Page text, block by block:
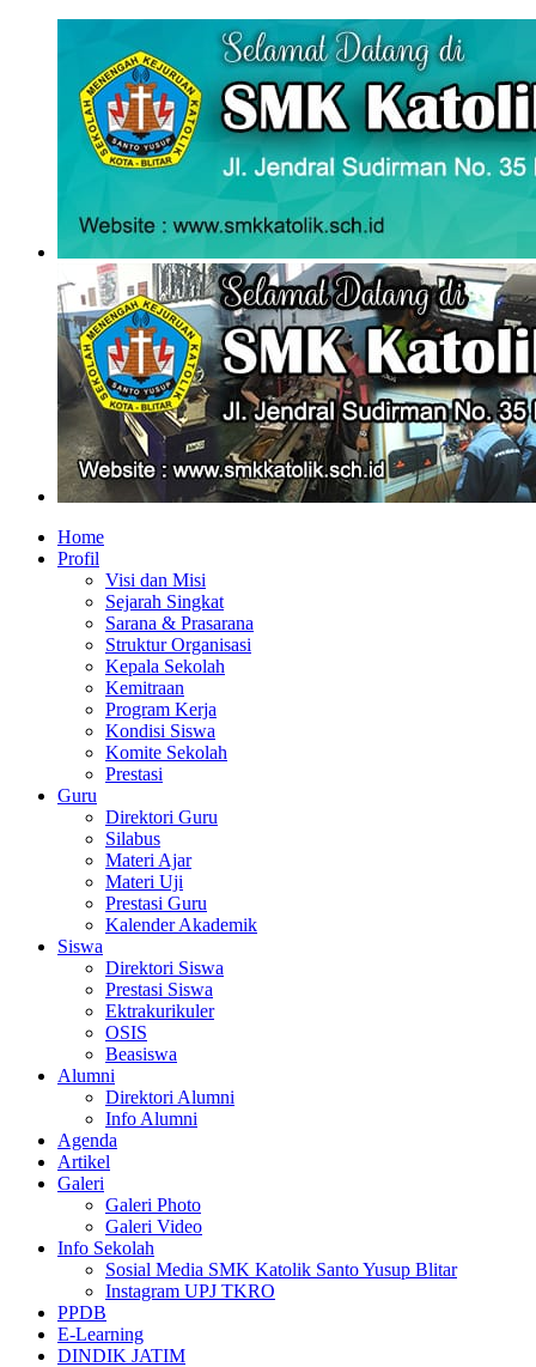
Home
Profil
Visi dan Misi
Sejarah Singkat
Sarana & Prasarana
Struktur Organisasi
Kepala Sekolah
Kemitraan
Program Kerja
Kondisi Siswa
Komite Sekolah
Prestasi
Guru
Direktori Guru
Silabus
Materi Ajar
Materi Uji
Prestasi Guru
Kalender Akademik
Siswa
Direktori Siswa
Prestasi Siswa
Ektrakurikuler
OSIS
Beasiswa
Alumni
Direktori Alumni
Info Alumni
Agenda
Artikel
Galeri
Galeri Photo
Galeri Video
Info Sekolah
Sosial Media SMK Katolik Santo Yusup Blitar
Instagram UPJ TKRO
PPDB
E-Learning
DINDIK JATIM